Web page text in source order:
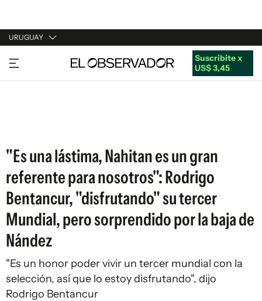
URUGUAY
URUGUAY
ARGENTINA
Suscribite x
US$ 3,45
"Es una lástima, Nahitan es un gran
referente para nosotros": Rodrigo
Bentancur, "disfrutando" su tercer
Mundial, pero sorprendido por la baja de
Nández
"Es un honor poder vivir un tercer mundial con la
selección, así que lo estoy disfrutando", dijo
Rodrigo Bentancur